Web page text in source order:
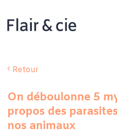
contenu
Retour
On déboulonne 5
propos des
nos animaux